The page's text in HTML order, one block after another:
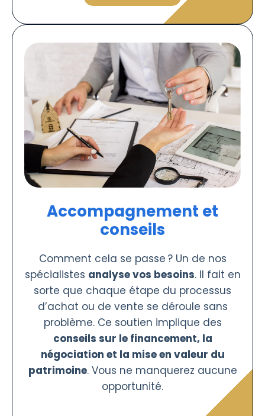
Accompagnement et
conseils
Comment cela se passe ? Un de nos
spécialistes analyse vos besoins. Il fait en
sorte que chaque étape du processus
d’achat ou de vente se déroule sans
problème. Ce soutien implique des
conseils sur le financement, la
négociation et la mise en valeur du
patrimoine. Vous ne manquerez aucune
opportunité.